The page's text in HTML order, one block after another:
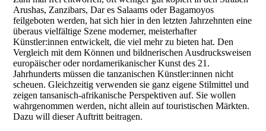
Arushas, Zanzibars, Dar es Salaams oder Bagamoyos
feilgeboten werden, hat sich hier in den letzten Jahrzehnten eine
überaus vielfältige Szene moderner, meisterhafter
Künstler:innen entwickelt, die viel mehr zu bieten hat. Den
Vergleich mit dem Können und bildnerischen Ausdrucksweisen
europäischer oder nordamerikanischer Kunst des 21.
Jahrhunderts müssen die tanzanischen Künstler:innen nicht
scheuen. Gleichzeitig verwenden sie ganz eigene Stilmittel und
zeigen tansanisch-afrikanische Perspektiven auf. Sie wollen
wahrgenommen werden, nicht allein auf touristischen Märkten.
Dazu will dieser Auftritt beitragen.